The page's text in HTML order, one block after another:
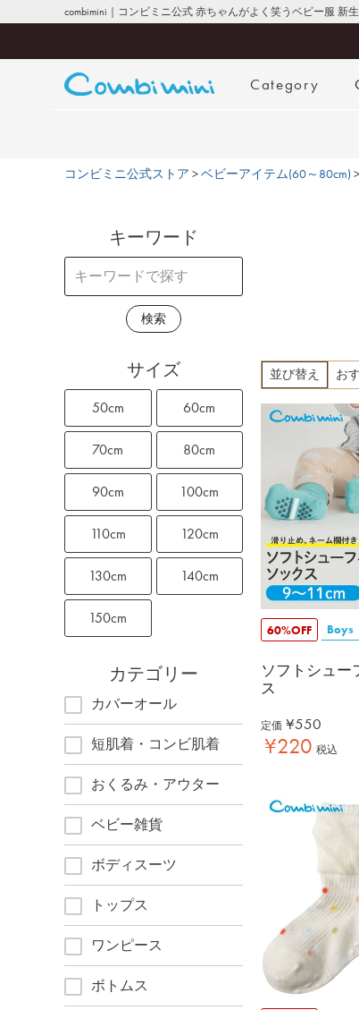
combimini｜コンビミニ公式 赤ちゃんがよく笑うベビー服 新
Category
コンビミニ公式ストア ベビーアイテム(60～80cm)
キーワード
検索
サイズ
50cm 60cm
70cm 80cm
90cm 100cm
110cm 120cm
130cm 140cm
150cm
カテゴリー
カバーオール
短肌着・コンビ肌着
おくるみ・アウター
ベビー雑貨
ボディスーツ
トップス
ワンピース
ボトムス
並び替え お
60%OFF Boys
ソフトシュー
ス
定価 ¥550
¥220 税込